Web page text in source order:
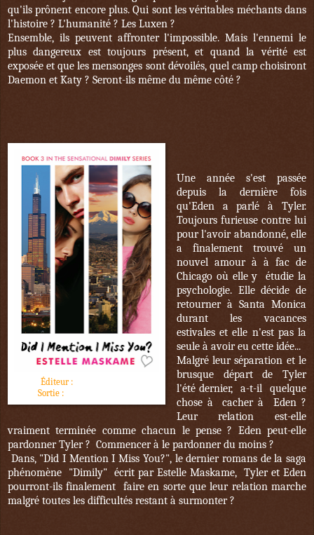
qu'ils prônent encore plus. Qui sont les véritables méchants dans
l'histoire ? L'humanité ? Les Luxen ?
Ensemble, ils peuvent affronter l'impossible. Mais l'ennemi le
plus dangereux est toujours présent, et quand la vérité est
exposée et que les mensonges sont dévoilés, quel camp choisiront
Daemon et Katy ? Seront-ils même du même côté ?
Éditeur :
Sortie :
Une année s'est passée
depuis la dernière fois
qu'Eden a parlé à Tyler.
Toujours furieuse contre lui
pour l'avoir abandonné, elle
a finalement trouvé un
nouvel amour à à fac de
Chicago où elle y étudie la
psychologie. Elle décide de
retourner à Santa Monica
durant les vacances
estivales et elle n'est pas la
seule à avoir eu cette idée...
Malgré leur séparation et le
brusque départ de Tyler
l'été dernier, a-t-il quelque
chose à cacher à Eden ?
Leur relation est-elle
vraiment terminée comme chacun le pense ? Eden peut-elle
pardonner Tyler ? Commencer à le pardonner du moins ?
Dans, "Did I Mention I Miss You?", le dernier romans de la saga
phénomène "Dimily" écrit par Estelle Maskame, Tyler et Eden
pourront-ils finalement faire en sorte que leur relation marche
malgré toutes les difficultés restant à surmonter ?